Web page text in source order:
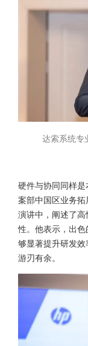
达索系统专
硬件与协同同样
案部中国区业务拓
演讲中，阐述了
性。他表示，出
够显著提升研发
游刃有余。